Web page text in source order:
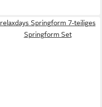
relaxdays Springform 7-teiliges
Springform Set